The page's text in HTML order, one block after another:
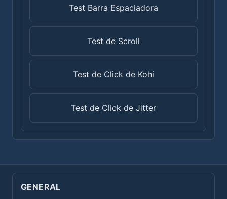
Test Barra Espaciadora
Test de Scroll
Test de Click de Kohi
Test de Click de Jitter
GENERAL